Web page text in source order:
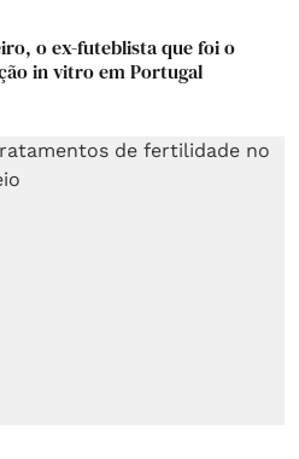
o ex-futeblista que foi o
in vitro em Portugal